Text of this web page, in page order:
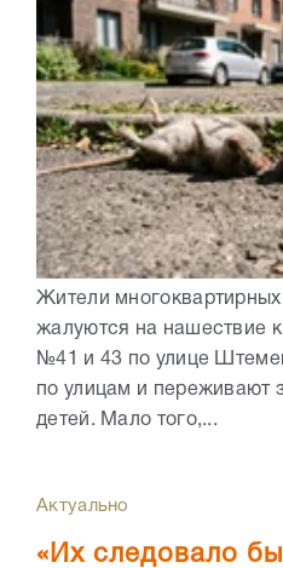
Жители
жалуются на нашествие
№41 и 43 по улице
по улицам и переживают
детей. Мало того,...
Актуально
«Их следовало бы